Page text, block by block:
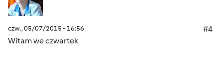
czw., 05/07/2015 - 16:56
#4
Witam we czwartek